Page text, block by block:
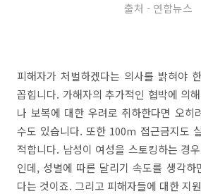
출처 - 연합뉴스
피해자가 처벌하겠다는 의사를 밝혀야
꼽힙니다. 가해자의 추가적인 협박에 의
나 보복에 대한 우려로 취하한다면 오히
수도 있습니다. 또한 100m 접근금지도
적합니다. 남성이 여성을 스토킹하는 경
인데, 성별에 따른 달리기 속도를 생각하
다는 것이죠. 그리고 피해자들에 대한 지